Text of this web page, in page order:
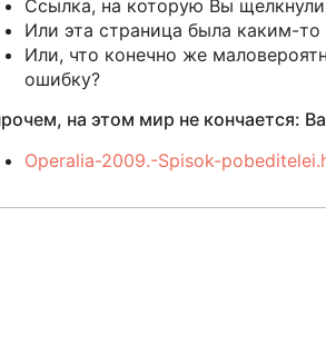
Ссылка, на которую Вы
Или эта страница была каким-
Или, что конечно же
ошибку?
на этом мир не кончается:
Operalia-2009.-Spisok-